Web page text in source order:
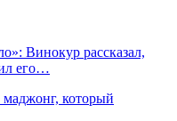
Винокур рассказал,
его…
маджонг, который